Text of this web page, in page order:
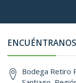
ENCUÉNTRANOS
Bodega Retiro